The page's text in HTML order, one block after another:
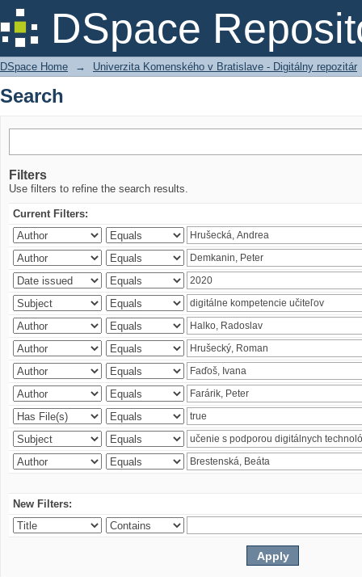
DSpace
Search
DSpace Home → Univerzita Komenského v Bratislave - Digitálny repozitár
Search
Filters
Use filters to refine the search results.
Current Filters:
New Filters: